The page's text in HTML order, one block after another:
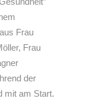
Frau
Frau
der
mit am Start.